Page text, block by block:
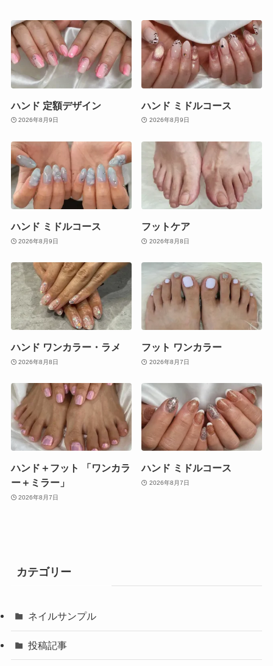
ハンド 定額デザイン
2026年8月9日
ハンド ミドルコース
2026年8月9日
ハンド ミドルコース
2026年8月9日
フットケア
2026年8月8日
ハンド ワンカラー・ラメ
2026年8月8日
フット ワンカラー
2026年8月7日
ハンド＋フット 「ワンカラ
ー＋ミラー」
2026年8月7日
ハンド ミドルコース
2026年8月7日
カテゴリー
ネイルサンプル
投稿記事